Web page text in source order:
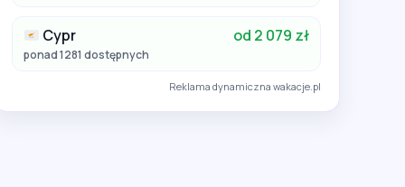
Cypr od 2 079 zł
ponad 1281 dostępnych
Reklama dynamiczna wakacje.pl